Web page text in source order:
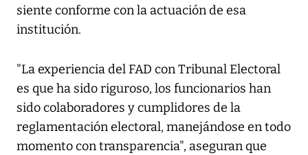
siente conforme con la actuación de esa
institución.
"La experiencia del FAD con Tribunal Electoral
es que ha sido riguroso, los funcionarios han
sido colaboradores y cumplidores de la
reglamentación electoral, manejándose en todo
momento con transparencia", aseguran que